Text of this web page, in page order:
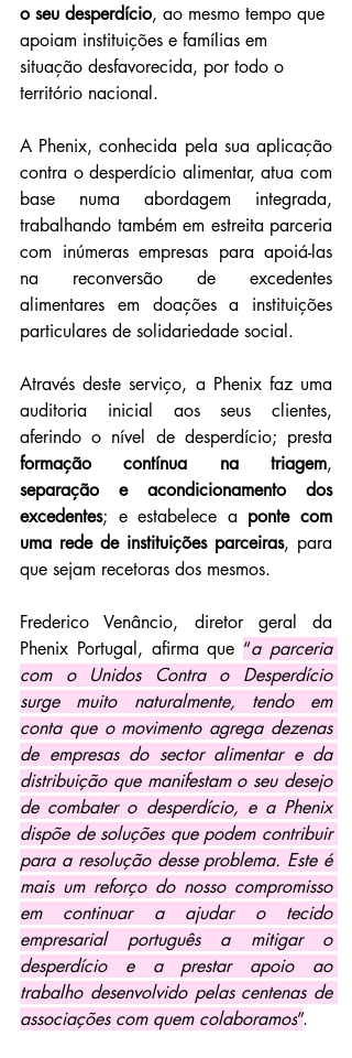
o seu desperdício, ao mesmo tempo que
apoiam instituições e famílias em
situação desfavorecida, por todo o
território nacional.
A Phenix, conhecida pela sua aplicação
contra o desperdício alimentar, atua com
base numa abordagem integrada,
trabalhando também em estreita parceria
com inúmeras empresas para apoiá-las
na reconversão de excedentes
alimentares em doações a instituições
particulares de solidariedade social.
Através deste serviço, a Phenix faz uma
auditoria inicial aos seus clientes,
formação contínua na triagem
separação e acondicionamento dos
excedentes; e estabelece a ponte com
uma rede de instituições parceiras, para
que sejam recetoras dos mesmos.
Frederico Venâncio, diretor geral da
Phenix Portugal, afirma que “a parceria
com o Unidos Contra o Desperdício
surge muito naturalmente, tendo em
conta que o movimento agrega dezenas
de empresas do sector alimentar e da
distribuição que manifestam o seu desejo
de combater o desperdício, e a Phenix
dispõe de soluções que podem contribuir
para a resolução desse problema. Este é
mais um reforço do nosso compromisso
em continuar a ajudar o tecido
empresarial português a mitigar o
desperdício e a prestar apoio ao
trabalho desenvolvido pelas centenas de
associações com quem colaboramos”.